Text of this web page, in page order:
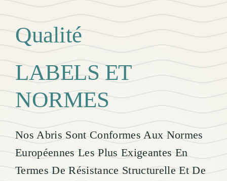
Qualité
LABELS ET
NORMES
Nos Abris Sont Conformes Aux Normes
Européennes Les Plus Exigeantes En
Termes De Résistance Structurelle Et De